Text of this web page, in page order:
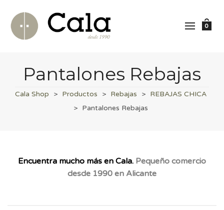
0
Pantalones Rebajas
Cala Shop > Productos > Rebajas > REBAJAS CHICA
> Pantalones Rebajas
Encuentra mucho más en Cala. Pequeño comercio
desde 1990 en Alicante